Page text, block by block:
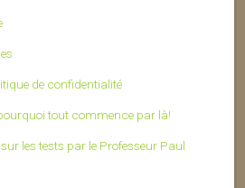
de confidentialité
tout commence par là!
les tests par le Professeur Paul